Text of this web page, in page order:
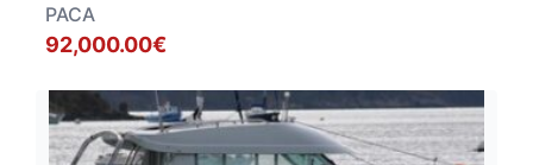
PACA
92,000.00€